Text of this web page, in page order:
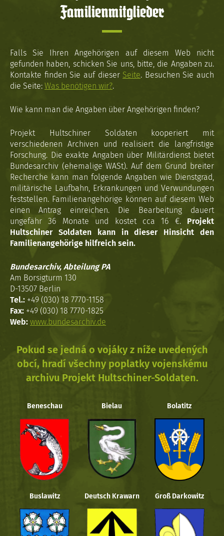
Familienmitglieder
Falls Sie Ihren Angehörigen auf diesem Web nicht
gefunden haben, schicken Sie uns, bitte, die Angaben zu.
Kontakte finden Sie auf dieser Seite. Besuchen Sie auch
die Seite: Was benötigen wir?.
Wie kann man die Angaben über Angehörigen finden?
Projekt Hultschiner Soldaten kooperiert mit
verschiedenen Archiven und realisiert die langfristige
Forschung. Die exakte Angaben über Militärdienst bietet
Bundesarchiv (ehemalige WASt). Auf dem Grund breiter
Recherche kann man folgende Angaben wie Dienstgrad,
militärische Laufbahn, Erkrankungen und Verwundungen
feststellen. Familienangehörige können auf diesem Web
einen Antrag einreichen. Die Bearbeitung dauert
ungefähr 36 Monate und kostet cca 16 €. Projekt
Hultschiner Soldaten kann in dieser Hinsicht den
Familienangehörige hilfreich sein.
Bundesarchiv, Abteilung PA
Am Borsigturm 130
D-13507 Berlin
Tel.: +49 (030) 18 7770-1158
Fax: +49 (030) 18 7770-1825
Web: www.bundesarchiv.de
Pokud se jedná o vojáky z níže uvedených
obcí, hradí všechny poplatky vojenskému
archivu Projekt Hultschiner-Soldaten.
Beneschau Bielau Bolatitz
Buslawitz Deutsch Krawarn Groß Darkowitz